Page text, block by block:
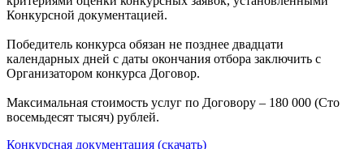
Конкурсной документацией.
Победитель конкурса обязан не позднее двадцати
календарных дней с даты окончания отбора заключить с
Организатором конкурса Договор.
Максимальная стоимость услуг по Договору – 180 000 (Сто
восемьдесят тысяч) рублей.
Конкурсная документация (скачать)